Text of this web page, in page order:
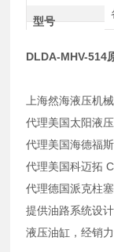
型号
DLDA-MHV-514
上海然海液压机
代理美国太阳液
代理美国海德福
代理美国科迈拓
代理德国派克柱
提供油路系统设
液压油缸，经销